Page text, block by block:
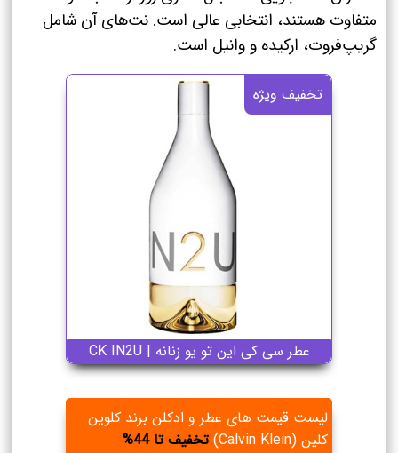
متفاوت هستند، انتخابی عالی است. نت‌های آن شامل
گریپ‌فروت، ارکیده و وانیل است.
تخفیف ویژه
عطر سی کی این تو یو زنانه | CK IN2U
لیست قیمت های عطر و ادکلن برند کلوین
کلین (Calvin Klein)
تخفیف تا 44%